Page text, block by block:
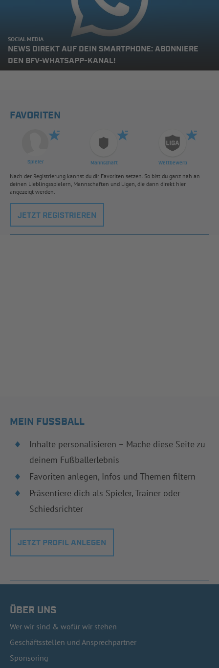
SOCIAL MEDIA
NEWS DIREKT AUF DEIN SMARTPHONE: ABONNIERE
DEN BFV-WHATSAPP-KANAL!
FAVORITEN
Spieler Mannschaft Wettbewerb
Nach der Registrierung kannst du dir Favoriten setzen. So bist du ganz nah an
deinen Lieblingsspielern, Mannschaften und Ligen, die dann direkt hier
angezeigt werden.
JETZT REGISTRIEREN
MEIN FUSSBALL
Inhalte personalisieren – Mache diese Seite zu
deinem Fußballerlebnis
Favoriten anlegen, Infos und Themen filtern
Präsentiere dich als Spieler, Trainer oder
Schiedsrichter
JETZT PROFIL ANLEGEN
ÜBER UNS
Wer wir sind & wofür wir stehen
Geschäftsstellen und Ansprechpartner
Sponsoring